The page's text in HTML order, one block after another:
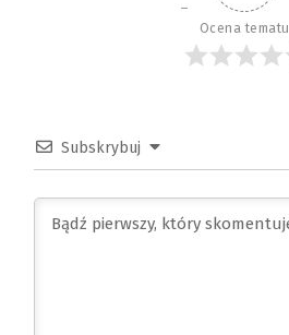
Ocena tematu
Subskrybuj